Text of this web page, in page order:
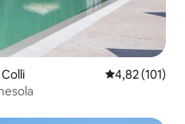
Évaluation
4,82 (101)